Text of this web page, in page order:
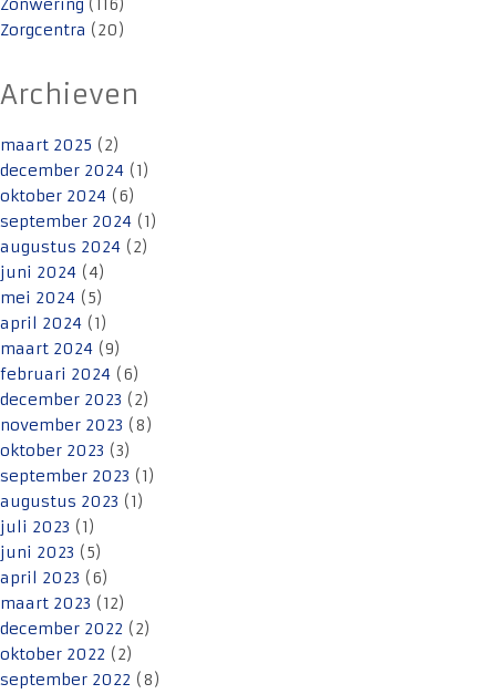
Zonwering (116)
Zorgcentra (20)
Archieven
maart 2025 (2)
december 2024 (1)
oktober 2024 (6)
september 2024 (1)
augustus 2024 (2)
juni 2024 (4)
mei 2024 (5)
april 2024 (1)
maart 2024 (9)
februari 2024 (6)
december 2023 (2)
november 2023 (8)
oktober 2023 (3)
september 2023 (1)
augustus 2023 (1)
juli 2023 (1)
juni 2023 (5)
april 2023 (6)
maart 2023 (12)
december 2022 (2)
oktober 2022 (2)
september 2022 (8)